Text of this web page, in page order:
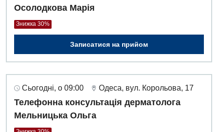
Осолодкова Марія
Знижка 30%
Записатися на прийом
Сьогодні, о 09:00 Одеса, вул. Корольова, 17
Телефонна консультація дерматолога
Мельницька Ольга